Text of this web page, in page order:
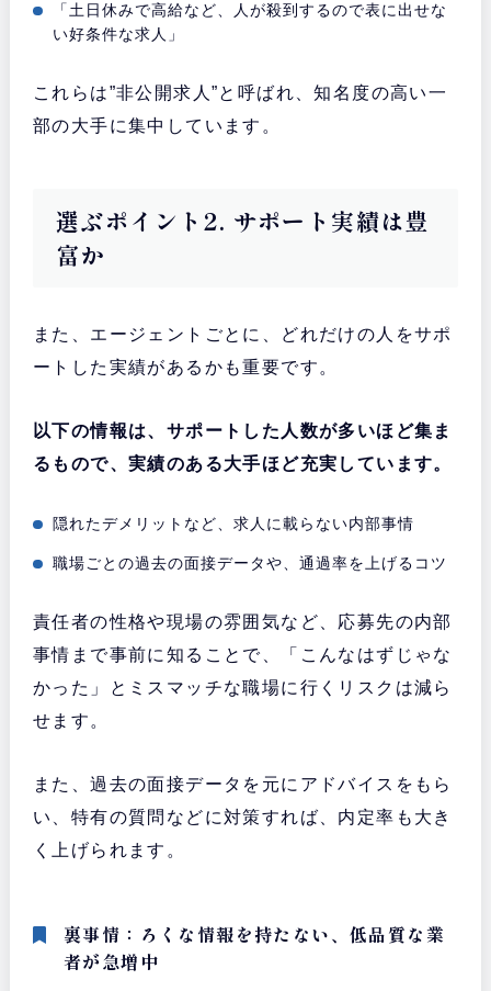
「土日休みで高給など、人が殺到するので表に出せな
い好条件な求人」
これらは”非公開求人”と呼ばれ、知名度の高い一
部の大手に集中しています。
選ぶポイント2. サポート実績は豊
富か
また、エージェントごとに、どれだけの人をサポ
ートした実績があるかも重要です。
以下の情報は、サポートした人数が多いほど集ま
るもので、実績のある大手ほど充実しています。
隠れたデメリットなど、求人に載らない内部事情
職場ごとの過去の面接データや、通過率を上げるコツ
責任者の性格や現場の雰囲気など、応募先の内部
事情まで事前に知ることで、「こんなはずじゃな
かった」とミスマッチな職場に行くリスクは減ら
せます。
また、過去の面接データを元にアドバイスをもら
い、特有の質問などに対策すれば、内定率も大き
く上げられます。
裏事情：ろくな情報を持たない、低品質な業
者が急増中